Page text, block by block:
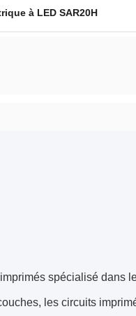
à LED SAR20H
spécialisé dans
les circuits